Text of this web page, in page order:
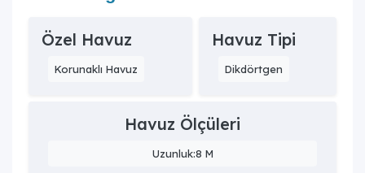
Özel Havuz
Korunaklı Havuz
Havuz Tipi
Dikdörtgen
Havuz Ölçüleri
Uzunluk:8 M